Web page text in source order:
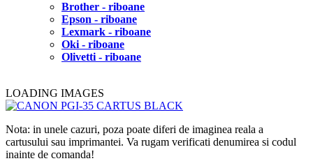
Brother - riboane
Epson - riboane
Lexmark - riboane
Oki - riboane
Olivetti - riboane
LOADING IMAGES
Nota: in unele cazuri, poza poate diferi de imaginea reala a
cartusului sau imprimantei. Va rugam verificati denumirea si codul
inainte de comanda!